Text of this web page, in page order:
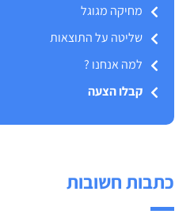
מחיקה מגוגל
שליטה על התוצאות
למה אנחנו ?
קבלו הצעה
כתבות חשובות